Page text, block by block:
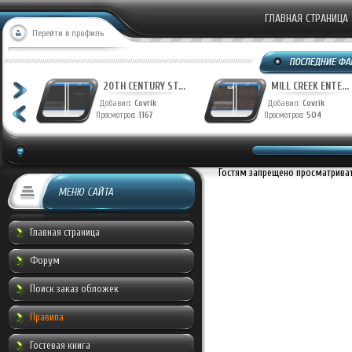
Перейти в профиль
ГЛАВНАЯ СТРАНИЦА
20TH CENTURY ST...
Добавил: Covrik
Просмотров: 1167
MILL CREEK ENTE...
Добавил: Covrik
Просмотров: 504
МЕНЮ САЙТА
Главная страница
Форум
Поиск заказ обложек
Правила
Гостевая книга
Гостям запрещено